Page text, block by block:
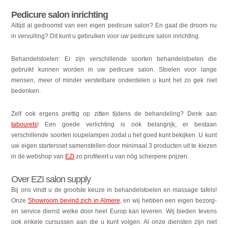
Pedicure salon inrichting
Altijd al gedroomd van een eigen pedicure salon? En gaat die droom nu
in vervulling? Dit kunt u gebruiken voor uw pedicure salon inrichting.
Behandelstoelen: Er zijn verschillende soorten behandelstoelen die
gebruikt kunnen worden in uw pedicure salon. Stoelen voor lange
mensen, meer of minder verstelbare onderdelen u kunt het zo gek niet
bedenken.
Zelf ook ergens prettig op zitten tijdens de behandeling? Denk aan
tabourets! Een goede verlichting is ook belangrijk, er bestaan
verschillende soorten loupelampen zodat u het goed kunt bekijken. U kunt
uw eigen startersset samenstellen door minimaal 3 producten uit te kiezen
in de webshop van EZI zo profiteert u van nóg scherpere prijzen.
Over EZI salon supply
Bij ons vindt u de grootste keuze in behandelstoelen en massage tafels!
OnzeShowroom bevind zich in Almere, en wij hebben een eigen bezorg-
en service dienst welke door heel Europ kan leveren. Wij bieden tevens
ook enkele cursussen aan die u kunt volgen. Al onze diensten zijn niet